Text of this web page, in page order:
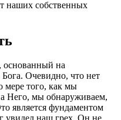
наших собственных
основанный на
Очевидно, что нет
мере того, как мы
Него, мы обнаруживаем,
является фундаментом